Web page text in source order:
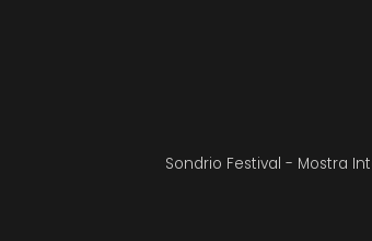
Sondrio Festival - Mostra